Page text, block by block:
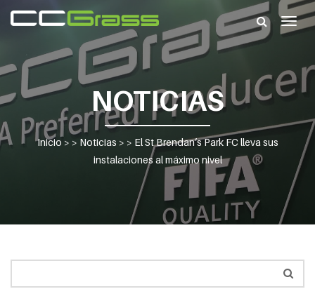
NOTICIAS
Inicio > > Noticias > > El St Brendan’s Park FC lleva sus
instalaciones al máximo nivel